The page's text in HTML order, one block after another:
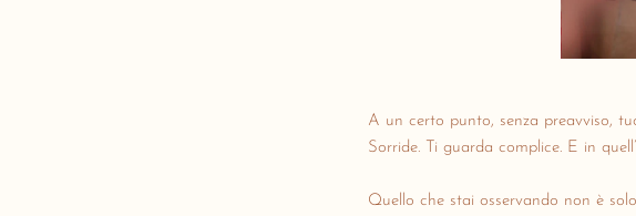
A un certo punto, senza preavviso,
Sorride. Ti guarda complice. E in
Quello che stai osservando non è